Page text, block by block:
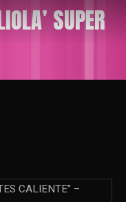
SUPER
CALIENTE” –